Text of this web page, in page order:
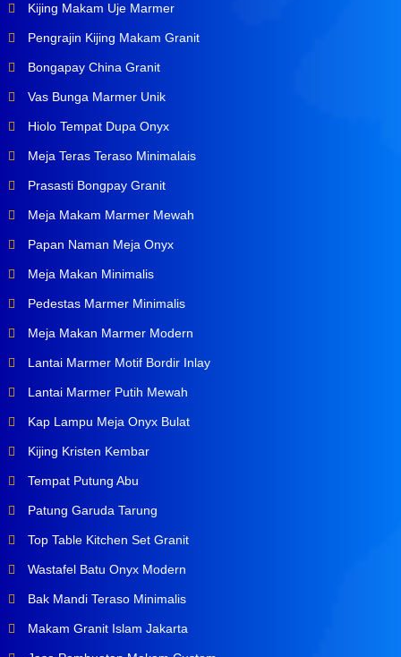
Kijing Makam Uje Marmer
Pengrajin Kijing Makam Granit
Bongapay China Granit
Vas Bunga Marmer Unik
Hiolo Tempat Dupa Onyx
Meja Teras Teraso Minimalais
Prasasti Bongpay Granit
Meja Makam Marmer Mewah
Papan Naman Meja Onyx
Meja Makan Minimalis
Pedestas Marmer Minimalis
Meja Makan Marmer Modern
Lantai Marmer Motif Bordir Inlay
Lantai Marmer Putih Mewah
Kap Lampu Meja Onyx Bulat
Kijing Kristen Kembar
Tempat Putung Abu
Patung Garuda Tarung
Top Table Kitchen Set Granit
Wastafel Batu Onyx Modern
Bak Mandi Teraso Minimalis
Makam Granit Islam Jakarta